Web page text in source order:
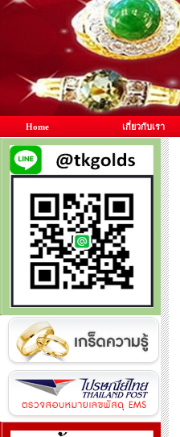
Home เกี่ยวกับเรา